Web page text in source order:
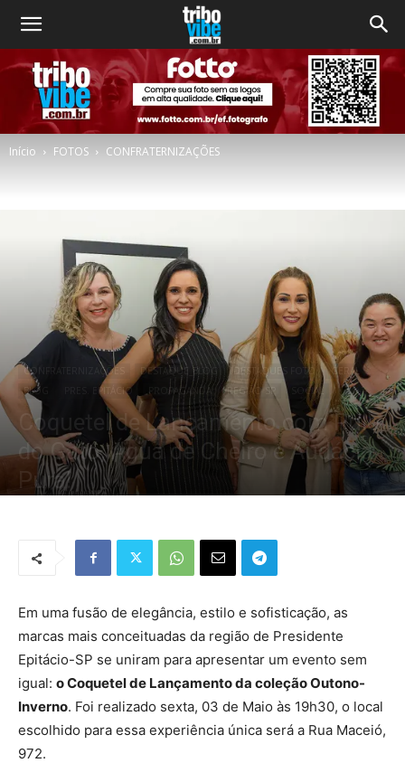
Início FOTOS CONFRATERNIZAÇÕES
CONFRATERNIZAÇÕES DESTAQUE_BLOG DESTAQUES FOTO
GERAL
BLOG
PRES. EPITÁCIO PROPAGANDA REGIÃO SP SOCIAL
Coquetel de Lançamento com Pulo
do Gato, Água de Cheiro e Audácia
Pura!
Em uma fusão de elegância, estilo e sofisticação, as
marcas mais conceituadas da região de Presidente
Epitácio-SP se uniram para apresentar um evento sem
igual: o Coquetel de Lançamento da coleção Outono-
Inverno. Foi realizado sexta, 03 de Maio às 19h30, o local
escolhido para essa experiência única será a Rua Maceió,
972.